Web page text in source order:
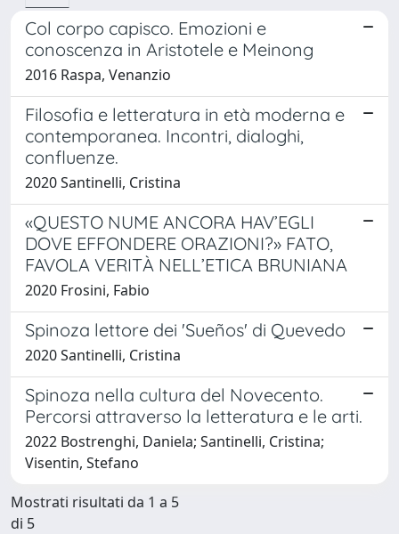
Col corpo capisco. Emozioni e
conoscenza in Aristotele e Meinong
2016 Raspa, Venanzio
Filosofia e letteratura in età moderna e
contemporanea. Incontri, dialoghi,
confluenze.
2020 Santinelli, Cristina
«QUESTO NUME ANCORA HAV’EGLI
DOVE EFFONDERE ORAZIONI?» FATO,
FAVOLA VERITÀ NELL’ETICA BRUNIANA
2020 Frosini, Fabio
Spinoza lettore dei 'Sueños' di Quevedo
2020 Santinelli, Cristina
Spinoza nella cultura del Novecento.
Percorsi attraverso la letteratura e le arti.
2022 Bostrenghi, Daniela; Santinelli, Cristina;
Visentin, Stefano
Mostrati risultati da 1 a 5
di 5